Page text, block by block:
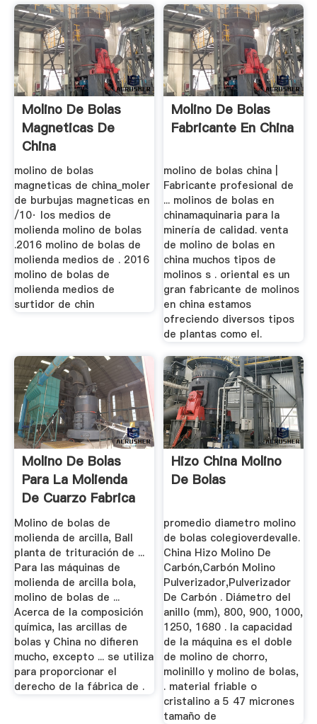
Molino De Bolas
Magneticas De
China
molino de bolas
magneticas de china_moler
de burbujas magneticas en
/10· los medios de
molienda molino de bolas
.2016 molino de bolas de
molienda medios de . 2016
molino de bolas de
molienda medios de
surtidor de chin
Molino De Bolas
Fabricante En China
molino de bolas china |
Fabricante profesional de
... molinos de bolas en
chinamaquinaria para la
minería de calidad. venta
de molino de bolas en
china muchos tipos de
molinos s . oriental es un
gran fabricante de molinos
en china estamos
ofreciendo diversos tipos
de plantas como el.
Molino De Bolas
Para La Molienda
De Cuarzo Fabrica
En China
Molino de bolas de
molienda de arcilla, Ball
planta de trituración de ...
Para las máquinas de
molienda de arcilla bola,
molino de bolas de ...
Acerca de la composición
química, las arcillas de
bolas y China no difieren
mucho, excepto ... se utiliza
para proporcionar el
derecho de la fábrica de .
Hizo China Molino
De Bolas
promedio diametro molino
de bolas colegioverdevalle.
China Hizo Molino De
Carbón,Carbón Molino
Pulverizador,Pulverizador
De Carbón . Diámetro del
anillo (mm), 800, 900, 1000,
1250, 1680 . la capacidad
de la máquina es el doble
de molino de chorro,
molinillo y molino de bolas,
. material friable o
cristalino a 5 47 micrones
tamaño de